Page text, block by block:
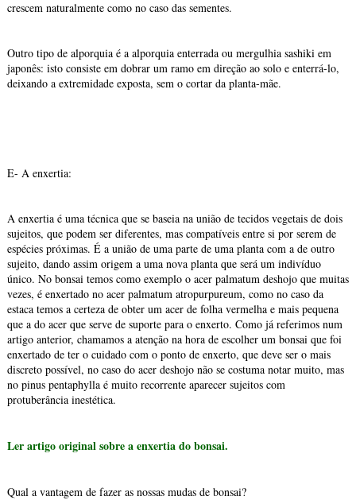
crescem naturalmente como no caso das sementes.
Outro tipo de alporquia é a alporquia enterrada ou mergulhia sashiki em
japonês: isto consiste em dobrar um ramo em direção ao solo e enterrá-lo,
deixando a extremidade exposta, sem o cortar da planta-mãe.
E- A enxertia:
A enxertia é uma técnica que se baseia na união de tecidos vegetais de dois
sujeitos, que podem ser diferentes, mas compatíveis entre si por serem de
espécies próximas. É a união de uma parte de uma planta com a de outro
sujeito, dando assim origem a uma nova planta que será um indivíduo
único. No bonsai temos como exemplo o acer palmatum deshojo que muitas
vezes, é enxertado no acer palmatum atropurpureum, como no caso da
estaca temos a certeza de obter um acer de folha vermelha e mais pequena
que a do acer que serve de suporte para o enxerto. Como já referimos num
artigo anterior, chamamos a atenção na hora de escolher um bonsai que foi
enxertado de ter o cuidado com o ponto de enxerto, que deve ser o mais
discreto possível, no caso do acer deshojo não se costuma notar muito, mas
no pinus pentaphylla é muito recorrente aparecer sujeitos com
protuberância inestética.
Ler artigo original sobre a enxertia do bonsai.
Qual a vantagem de fazer as nossas mudas de bonsai?